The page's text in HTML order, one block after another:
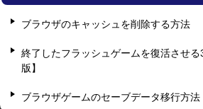
ブラウザのキャッシュを削除する方法
終了したフラッシュゲームを復活させ
版】
ブラウザゲームのセーブデータ移行方法